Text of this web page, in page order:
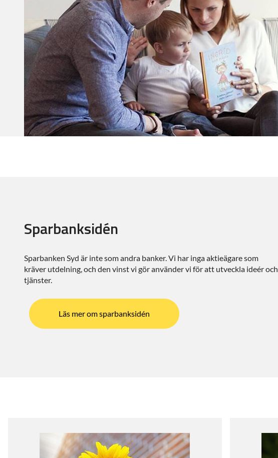
Sparbanksidén
Sparbanken Syd är inte som andra banker. Vi har inga aktieägare som
kräver utdelning, och den vinst vi gör använder vi för att utveckla ideér och
tjänster.
Läs mer om sparbanksidén